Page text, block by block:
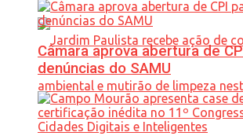
Câmara aprova abertura de
denúncias do SAMU